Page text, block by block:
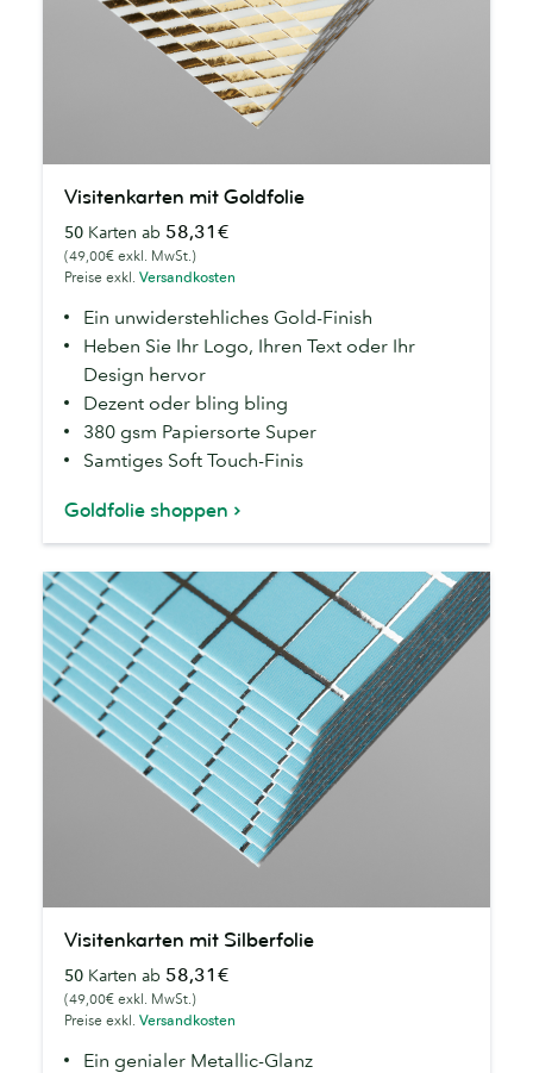
mit
Goldfolie
Visitenkarten mit Goldfolie
50 Karten ab 58,31€
(49,00€ exkl. MwSt.)
Preise exkl. Versandkosten
Ein unwiderstehliches Gold-Finish
Heben Sie Ihr Logo, Ihren Text oder Ihr
Design hervor
Dezent oder bling bling
380 gsm Papiersorte Super
Samtiges Soft Touch-Finis
Goldfolie shoppen
mit
Silberfolie
Visitenkarten mit Silberfolie
50 Karten ab 58,31€
(49,00€ exkl. MwSt.)
Preise exkl. Versandkosten
Ein genialer Metallic-Glanz